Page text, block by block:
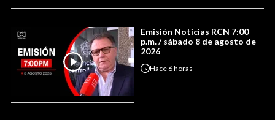
Emisión Noticias RCN 7:00
p.m. / sábado 8 de agosto de
2026
Hace 6 horas